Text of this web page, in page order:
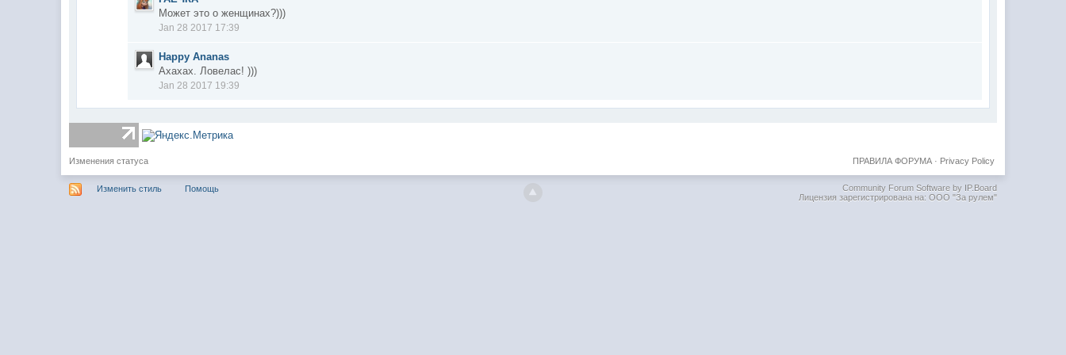
Может это о женщинах?)))
Jan 28 2017 17:39
Happy Ananas
Ахахах. Ловелас! )))
Jan 28 2017 19:39
Изменения статуса Privacy Policy
ПРАВИЛА ФОРУМА·
Изменить стиль Помощь
Community Forum Software by IP.Board
Лицензия зарегистрирована на: ООО "За рулем"